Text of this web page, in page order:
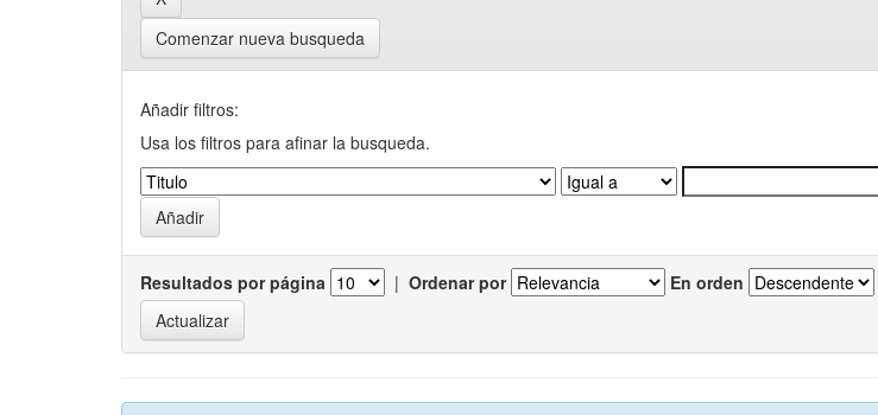
Comenzar nueva busqueda
Añadir filtros:
Usa los filtros para afinar la busqueda.
Resultados por página | Ordenar por En orden